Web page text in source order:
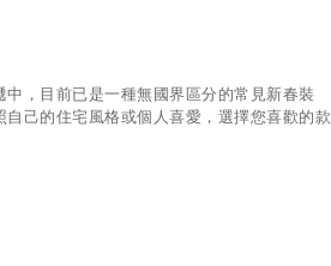
，目前已是一種無國界區分的常見新春裝
己的住宅風格或個人喜愛，選擇您喜歡的款